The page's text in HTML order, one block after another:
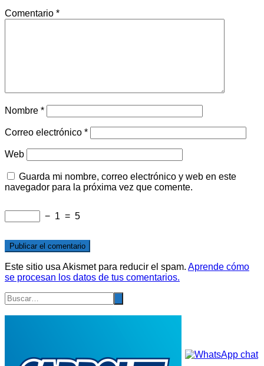
Comentario *
Nombre *
Correo electrónico *
Web
Guarda mi nombre, correo electrónico y web en este
navegador para la próxima vez que comente.
− 1 = 5
Este sitio usa Akismet para reducir el spam. Aprende cómo
se procesan los datos de tus comentarios.